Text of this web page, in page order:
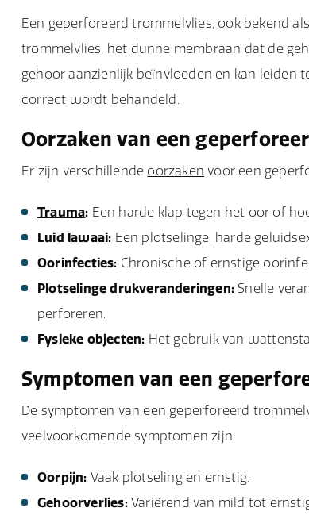
Een geperforeerd trommelvlies, ook bekend
trommelvlies, het dunne membraan dat de
gehoor aanzienlijk beïnvloeden en kan leiden
correct wordt behandeld.
Oorzaken van een
Er zijn verschillende oorzaken voor een
Trauma: Een harde klap tegen het oor of
Luid lawaai: Een plotselinge, harde
Oorinfecties: Chronische of ernstige
Plotselinge drukveranderingen: Snelle
perforeren.
Fysieke objecten: Het gebruik van
Symptomen van een
De symptomen van een geperforeerd
veelvoorkomende symptomen zijn:
Oorpijn: Vaak plotseling en ernstig.
Gehoorverlies:Variërend van mild tot